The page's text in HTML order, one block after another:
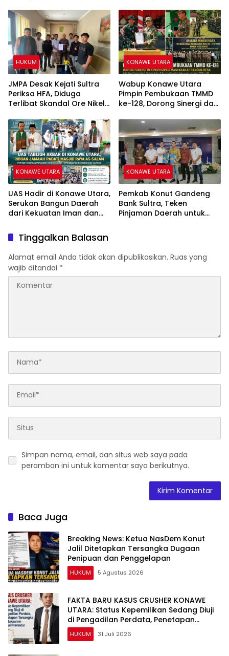
Penggelapan
Penetapan Tersangka Dr.
Ruksamin Dinilai Prematur
HUKUM
JMPA Desak Kejati Sultra
Periksa HFA, Diduga
Terlibat Skandal Ore Nikel
KONAWE UTARA
Wabup Konawe Utara
Pimpin Pembukaan TMMD
ke-128, Dorong Sinergi dan
KONAWE UTARA
UAS Hadir di Konawe Utara,
Serukan Bangun Daerah
dari Kekuatan Iman dan
KONAWE UTARA
Pemkab Konut Gandeng
Bank Sultra, Teken
Pinjaman Daerah untuk
Tinggalkan Balasan
Alamat email Anda tidak akan dipublikasikan. Ruas yang
wajib ditandai *
Simpan nama, email, dan situs web saya pada
peramban ini untuk komentar saya berikutnya.
Baca Juga
Breaking News: Ketua NasDem Konut
Jalil Ditetapkan Tersangka Dugaan
Penipuan dan Penggelapan
HUKUM 5 Agustus 2026
FAKTA BARU KASUS CRUSHER KONAWE
UTARA: Status Kepemilikan Sedang Diuji
di Pengadilan Perdata, Penetapan
Tersangka Dr. Ruksamin Dinilai Prematur
HUKUM 31 Juli 2026